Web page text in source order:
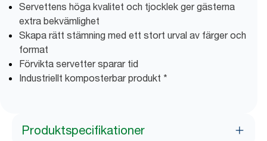
Servettens höga kvalitet och tjocklek ger gästerna
extra bekvämlighet
Skapa rätt stämning med ett stort urval av färger och
format
Förvikta servetter sparar tid
Industriellt komposterbar produkt *
Produktspecifikationer